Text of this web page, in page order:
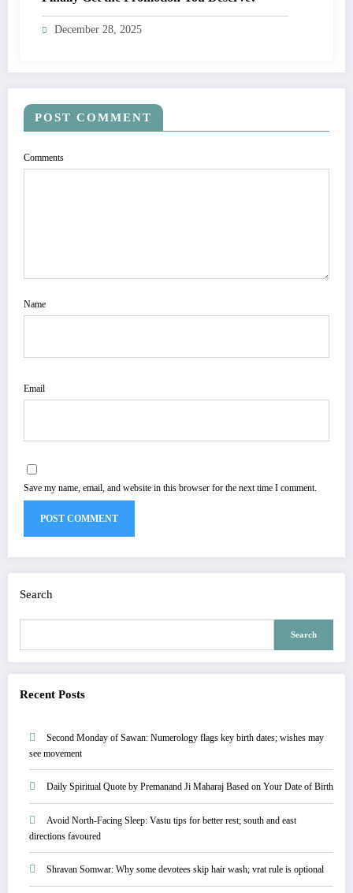
December 28, 2025
POST COMMENT
Comments
Name
Email
Save my name, email, and website in this browser for the next time I comment.
Search
Search
Recent Posts
Second Monday of Sawan: Numerology flags key birth dates; wishes may
see movement
Daily Spiritual Quote by Premanand Ji Maharaj Based on Your Date of Birth
Avoid North-Facing Sleep: Vastu tips for better rest; south and east
directions favoured
Shravan Somwar: Why some devotees skip hair wash; vrat rule is optional